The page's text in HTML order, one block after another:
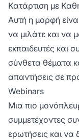
Κατάρτιση με
Αυτή η μορφή
να μιλάτε και να
εκπαιδευτές και
σύνθετα θέματα
απαντήσεις σε
Webinars
Μια πιο
συμμετέχοντες
ερωτήσεις και να